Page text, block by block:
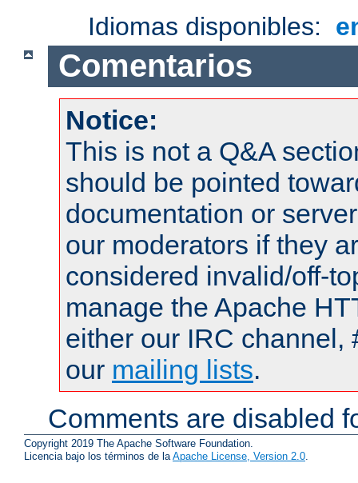
Idiomas disponibles:
Comentarios
Notice:
This is not a Q&A
should be pointed
documentation or
our moderators if they
considered invalid/off-
manage the Apache
either our IRC channel,
our mailing lists.
Comments are disabled
Copyright 2019 The Apache Software Foundation.
Licencia bajo los términos de la Apache License, Version 2.0